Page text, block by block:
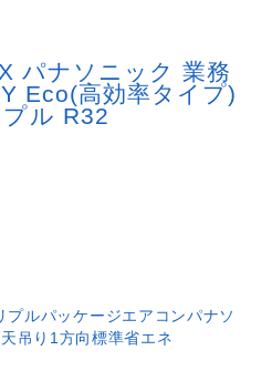
パナソニック 業務
Eco(高効率タイプ)
ル R32
プルパッケージエアコンパナソ
天吊り1方向標準省エネ